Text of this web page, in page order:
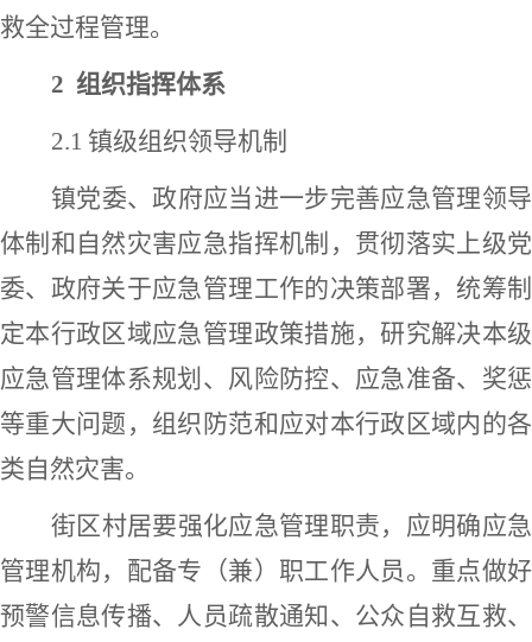
救全过程管理。
2 组织指挥体系
2.1 镇级组织领导机制
镇党委、政府应当进一步完善应急管理领导
体制和 自然灾害应急指挥机制，贯彻落实上级党
委、政府关于应急管理工作的决策部署，统筹制
定本行政区域应急管理政策措施，研究解决本级
应急管理体系规划、风险防控、应急准备、奖惩
等重大问题，组织防范和应对本行政区域内的各
类自然灾害。
街区村居要强化应急管理职责，应明确应急
管理机构，配备专（兼）职工作人员。重点做好
预警信息传播、人员疏散通知、公众自救互救、